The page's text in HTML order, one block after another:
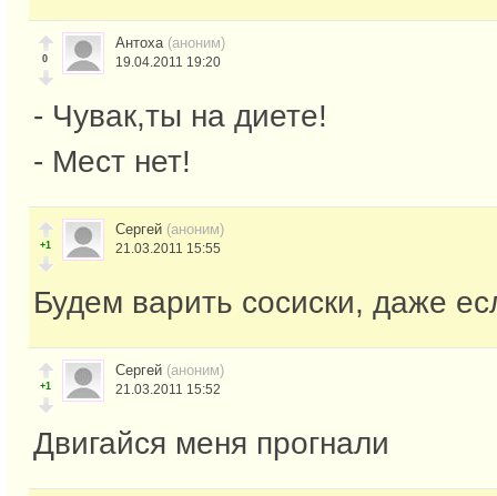
0
Антоха (аноним)
19.04.2011 19:20
- Чувак,ты на диете!
- Мест нет!
+1
Сергей (аноним)
21.03.2011 15:55
Будем варить сосиски, даже
+1
Сергей (аноним)
21.03.2011 15:52
Двигайся меня прогнали